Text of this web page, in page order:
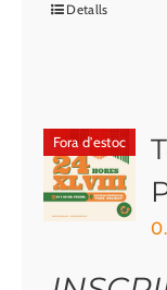
Detalls
Fora d'estoc